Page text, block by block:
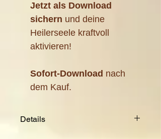
Jetzt als Download
sichern und deine
Heilerseele kraftvoll
aktivieren!
Sofort-Download nach
dem Kauf.
Details